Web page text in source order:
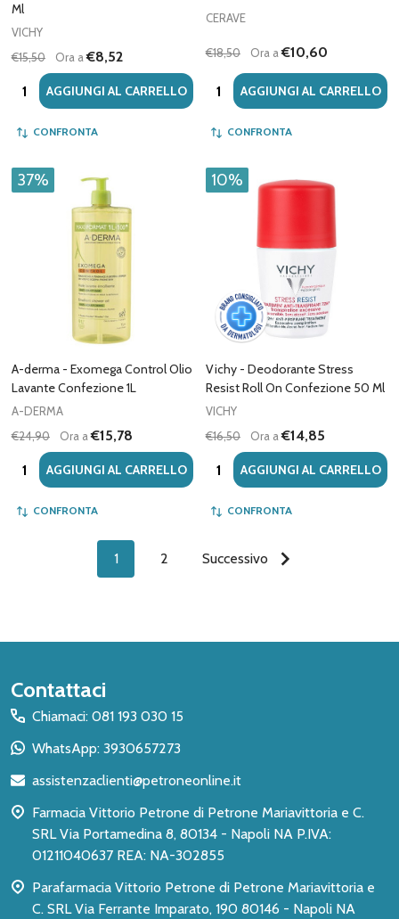
Ml
VICHY
€15,50
Ora a€8,52
Quantità:AGGIUNGI AL CARRELLO
CONFRONTA
CERAVE
€18,50 Ora a€10,60
Quantità:AGGIUNGI AL CARRELLO
CONFRONTA
37%
A-derma - Exomega Control Olio
Lavante Confezione 1L
A-DERMA
€24,90
Ora a€15,78
Quantità:AGGIUNGI AL CARRELLO
CONFRONTA
10%
Vichy - Deodorante Stress
Resist Roll On Confezione 50 Ml
VICHY
€16,50
Ora a€14,85
Quantità:AGGIUNGI AL CARRELLO
CONFRONTA
1 2 Successivo
Inizio
del
piè
pagina
Contattaci
Chiamaci: 081 193 030 15
WhatsApp: 3930657273
assistenzaclienti@petroneonline.it
Farmacia Vittorio Petrone di Petrone Mariavittoria e C.
SRL Via Portamedina 8, 80134 - Napoli NA P.IVA:
01211040637 REA: NA-302855
Parafarmacia Vittorio Petrone di Petrone Mariavittoria e
C. SRL Via Ferrante Imparato, 190 80146 - Napoli NA